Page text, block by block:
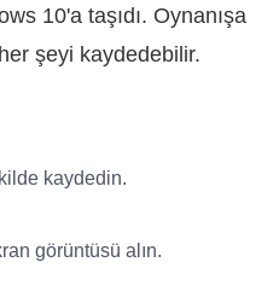
10'a taşıdı. Oynanışa
şeyi kaydedebilir.
kaydedin.
görüntüsü alın.